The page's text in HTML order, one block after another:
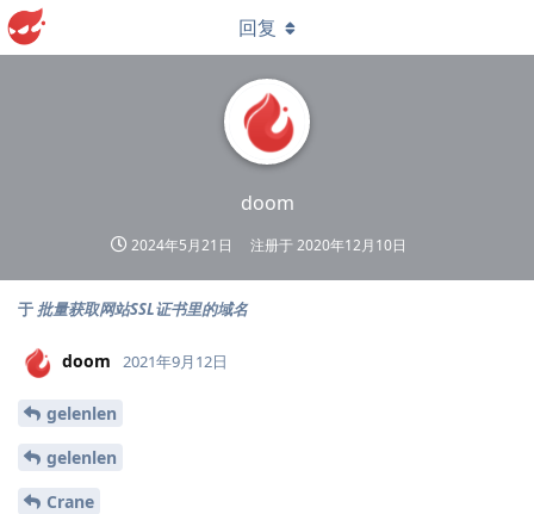
doom
2024年5月21日 注册于2020年12月10日
回复
于 批量获取网站SSL证书里的域名
doom 2021年9月12日
gelenlen
gelenlen
Crane